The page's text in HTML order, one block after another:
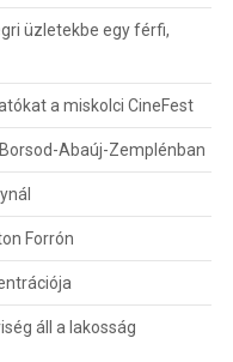
üzletekbe egy férfi,
a miskolci CineFest
Abaúj-Zemplénban
Forrón
áll a lakosság